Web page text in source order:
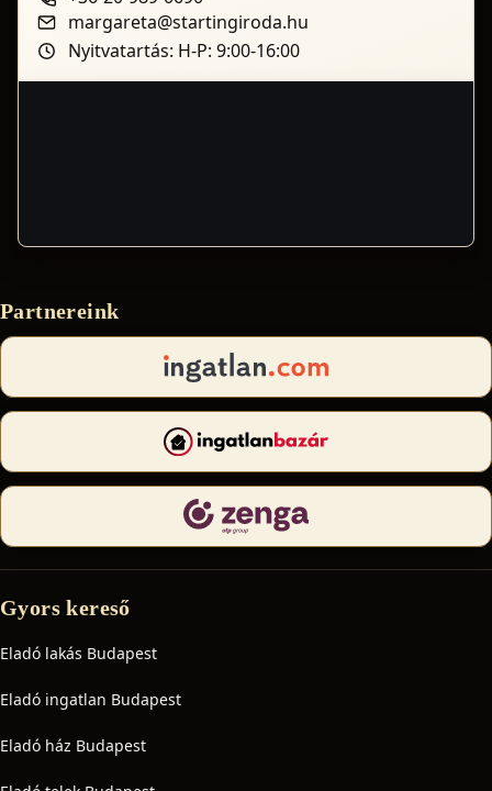
margareta@startingiroda.hu
Nyitvatartás: H-P: 9:00-16:00
Partnereink
Gyors kereső
Eladó lakás Budapest
Eladó ingatlan Budapest
Eladó ház Budapest